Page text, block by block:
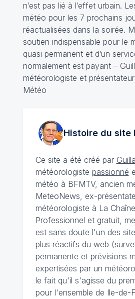
n’est pas lié à l’effet urbain.
météo pour les 7 prochains
réactualisées dans la soirée.
soutien indispensable pour le
quasi permanent et d’un
normalement est payant –
météorologiste et
Météo
Histoire du site
Ce site a été créé par
météorologiste passionné
météo à BFMTV, ancien
MeteoNews, ex-
météorologiste à La
Professionnel et gratuit,
est sans doute l'un des
plus réactifs du web
permanente et prévisions
expertisées par un
le fait qu'il s'agisse du
pour l'ensemble de Ile-de-